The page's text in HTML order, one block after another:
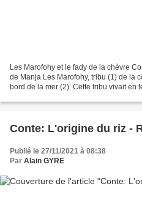
Les Marofohy et le fady de la chèvre
de Manja Les Marofohy, tribu (1) de la
bord de la mer (2). Cette tribu vivait en
Conte: L'origine du riz -
Publié le 27/11/2021 à 08:38
Par Alain GYRE